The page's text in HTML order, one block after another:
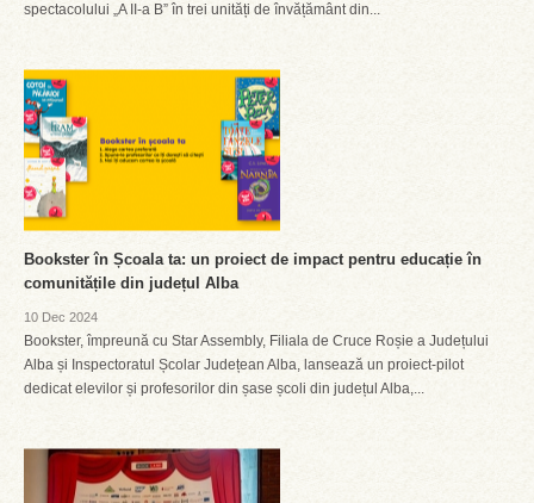
spectacolului „A II-a B” în trei unități de învățământ din...
Bookster în Școala ta: un proiect de impact pentru educație în
comunitățile din județul Alba
10 Dec 2024
Bookster, împreună cu Star Assembly, Filiala de Cruce Roșie a Județului
Alba și Inspectoratul Școlar Județean Alba, lansează un proiect-pilot
dedicat elevilor și profesorilor din șase școli din județul Alba,...